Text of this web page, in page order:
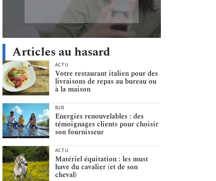
Articles au hasard
ACTU
Votre restaurant italien pour des
livraisons de repas au bureau ou
à la maison
B2B
Energies renouvelables : des
témoignages clients pour choisir
son fournisseur
ACTU
Matériel équitation : les must
have du cavalier (et de son
cheval)